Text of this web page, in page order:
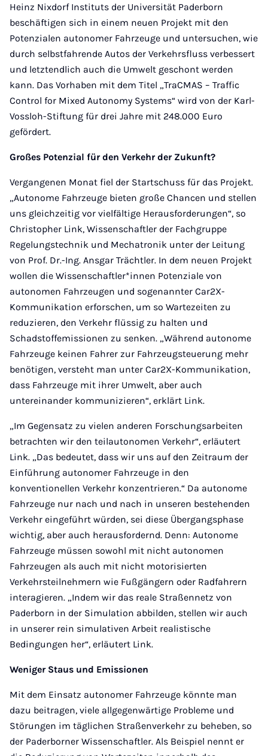
Heinz Nixdorf Instituts der Universität Paderborn
beschäftigen sich in einem neuen Projekt mit den
Potenzialen autonomer Fahrzeuge und untersuchen, wie
durch selbstfahrende Autos der Verkehrsfluss verbessert
und letztendlich auch die Umwelt geschont werden
kann. Das Vorhaben mit dem Titel „TraCMAS – Traffic
Control for Mixed Autonomy Systems“ wird von der Karl-
Vossloh-Stiftung für drei Jahre mit 248.000 Euro
gefördert.
Großes Potenzial für den Verkehr der Zukunft?
Vergangenen Monat fiel der Startschuss für das Projekt.
„Autonome Fahrzeuge bieten große Chancen und stellen
uns gleichzeitig vor vielfältige Herausforderungen“, so
Christopher Link, Wissenschaftler der Fachgruppe
Regelungstechnik und Mechatronik unter der Leitung
von Prof. Dr.-Ing. Ansgar Trächtler. In dem neuen Projekt
wollen die Wissenschaftler*innen Potenziale von
autonomen Fahrzeugen und sogenannter Car2X-
Kommunikation erforschen, um so Wartezeiten zu
reduzieren, den Verkehr flüssig zu halten und
Schadstoffemissionen zu senken. „Während autonome
Fahrzeuge keinen Fahrer zur Fahrzeugsteuerung mehr
benötigen, versteht man unter Car2X-Kommunikation,
dass Fahrzeuge mit ihrer Umwelt, aber auch
untereinander kommunizieren“, erklärt Link.
„Im Gegensatz zu vielen anderen Forschungsarbeiten
betrachten wir den teilautonomen Verkehr“, erläutert
Link. „Das bedeutet, dass wir uns auf den Zeitraum der
Einführung autonomer Fahrzeuge in den
konventionellen Verkehr konzentrieren.“ Da autonome
Fahrzeuge nur nach und nach in unseren bestehenden
Verkehr eingeführt würden, sei diese Übergangsphase
wichtig, aber auch herausfordernd. Denn: Autonome
Fahrzeuge müssen sowohl mit nicht autonomen
Fahrzeugen als auch mit nicht motorisierten
Verkehrsteilnehmern wie Fußgängern oder Radfahrern
interagieren. „Indem wir das reale Straßennetz von
Paderborn in der Simulation abbilden, stellen wir auch
in unserer rein simulativen Arbeit realistische
Bedingungen her“, erläutert Link.
Weniger Staus und Emissionen
Mit dem Einsatz autonomer Fahrzeuge könnte man
dazu beitragen, viele allgegenwärtige Probleme und
Störungen im täglichen Straßenverkehr zu beheben, so
der Paderborner Wissenschaftler. Als Beispiel nennt er